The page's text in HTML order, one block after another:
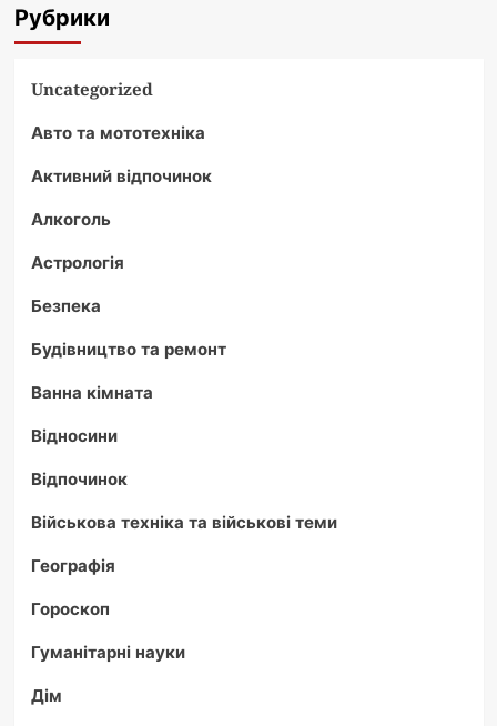
Рубрики
Uncategorized
Авто та мототехніка
Активний відпочинок
Алкоголь
Астрологія
Безпека
Будівництво та ремонт
Ванна кімната
Відносини
Відпочинок
Військова техніка та військові теми
Географія
Гороскоп
Гуманітарні науки
Дім